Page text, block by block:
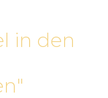
in den